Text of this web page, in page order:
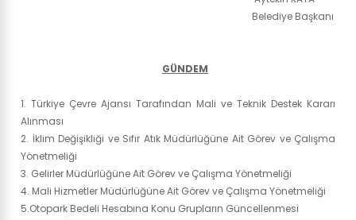
Belediye Başkanı
GÜNDEM
1. Türkiye Çevre Ajansı Tarafından Mali ve Teknik Destek Kararı
Alınması
2. İklim Değişikliği ve Sıfır Atık Müdürlüğüne Ait Görev ve Çalışma
Yönetmeliği
3. Gelirler Müdürlüğüne Ait Görev ve Çalışma Yönetmeliği
4. Mali Hizmetler Müdürlüğüne Ait Görev ve Çalışma Yönetmeliği
5.Otopark Bedeli Hesabına Konu Grupların Güncellenmesi